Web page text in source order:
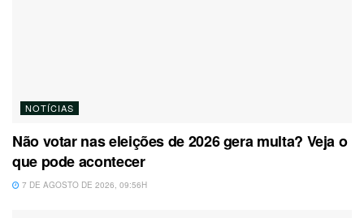
NOTÍCIAS
Não votar nas eleições de 2026 gera multa? Veja o
que pode acontecer
7 DE AGOSTO DE 2026, 09:56H